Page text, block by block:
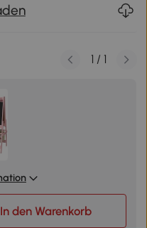
In den Warenkorb
1 / 1